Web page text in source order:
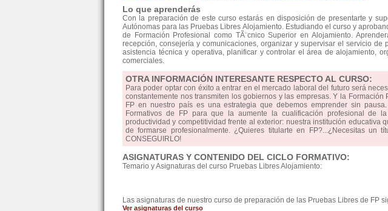
Lo que aprenderás
Con la preparación de este curso estarás en disposición de presentarte y
Autónomas para las Pruebas Libres Alojamiento. Estudiando el curso y
de Formación Profesional como TÃ¨cnico Superior en Alojamiento.
recepción, consejería y comunicaciones, organizar y supervisar el servicio
asistencia técnica y operativa, planificar y controlar el área de alojamiento,
comerciales.
OTRA INFORMACIÓN INTERESANTE RESPECTO AL CURSO:
Para poder optar con éxito a entrar en el mercado laboral del futuro será
constantemente nos transmiten los gobiernos y las empresas. Y la
FP en nuestro país es una estrategia que debemos emprender sin
Formativos de FP para que la aumente la cualificación profesional de
productividad y competitividad frente al exterior: nuestra institución educativa
de formarse profesionalmente. ¿Quieres titularte en FP?...¿Necesitas un
CONSEGUIRLO!
ASIGNATURAS Y CONTENIDO DEL CICLO FORMATIVO:
Temario y Asignaturas del curso Pruebas Libres Alojamiento:
Las asignaturas de nuestro curso de preparación de las Pruebas Libres de FP
Ver asignaturas del curso